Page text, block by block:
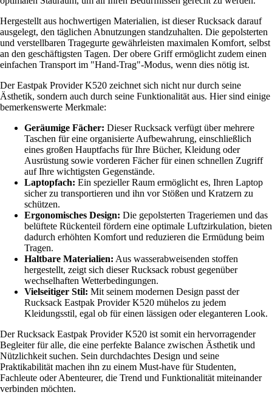
Hergestellt aus hochwertigen Materialien, ist dieser Rucksack darauf
ausgelegt, den täglichen Abnutzungen standzuhalten. Die gepolsterten
und verstellbaren Tragegurte gewährleisten maximalen Komfort, selbst
an den geschäftigsten Tagen. Der obere Griff ermöglicht zudem einen
einfachen Transport im "Hand-Trag"-Modus, wenn dies nötig ist.
Der Eastpak Provider K520 zeichnet sich nicht nur durch seine
Ästhetik, sondern auch durch seine Funktionalität aus. Hier sind einige
bemerkenswerte Merkmale:
Geräumige Fächer: Dieser Rucksack verfügt über mehrere
Taschen für eine organisierte Aufbewahrung, einschließlich
eines großen Hauptfachs für Ihre Bücher, Kleidung oder
Ausrüstung sowie vorderen Fächer für einen schnellen Zugriff
auf Ihre wichtigsten Gegenstände.
Laptopfach: Ein spezieller Raum ermöglicht es, Ihren Laptop
sicher zu transportieren und ihn vor Stößen und Kratzern zu
schützen.
Ergonomisches Design: Die gepolsterten Trageriemen und das
belüftete Rückenteil fördern eine optimale Luftzirkulation, bieten
dadurch erhöhten Komfort und reduzieren die Ermüdung beim
Tragen.
Haltbare Materialien: Aus wasserabweisenden stoffen
hergestellt, zeigt sich dieser Rucksack robust gegenüber
wechselhaften Wetterbedingungen.
Vielseitiger Stil: Mit seinem modernen Design passt der
Rucksack Eastpak Provider K520 mühelos zu jedem
Kleidungsstil, egal ob für einen lässigen oder eleganteren Look.
Der Rucksack Eastpak Provider K520 ist somit ein hervorragender
Begleiter für alle, die eine perfekte Balance zwischen Ästhetik und
Nützlichkeit suchen. Sein durchdachtes Design und seine
Praktikabilität machen ihn zu einem Must-have für Studenten,
Fachleute oder Abenteurer, die Trend und Funktionalität miteinander
verbinden möchten.